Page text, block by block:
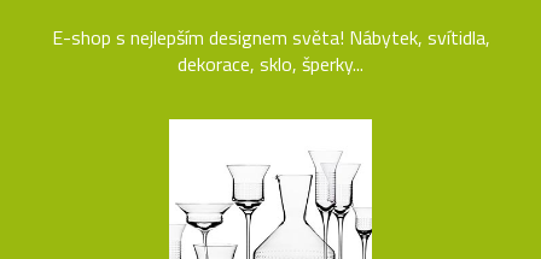
E-shop s nejlepším designem světa! Nábytek, svítidla,
dekorace, sklo, šperky...